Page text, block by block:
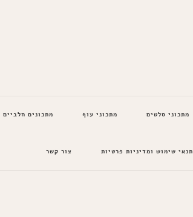
מתכוני סלטים מתכוני עוף מתכונים חלביים
תנאי שימוש ומדיניות פרטיות צור קשר